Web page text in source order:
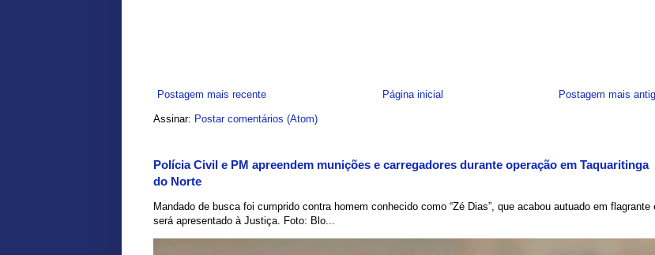
Postagem mais recente Postagem mais
Página inicial
Assinar: Postar comentários (Atom)
Polícia Civil e PM apreendem munições e carregadores durante operação em Taquaritinga
do Norte
Mandado de busca foi cumprido contra homem conhecido como “Zé Dias”, que acabou autuado em flagrante
será apresentado à Justiça. Foto: Blo...